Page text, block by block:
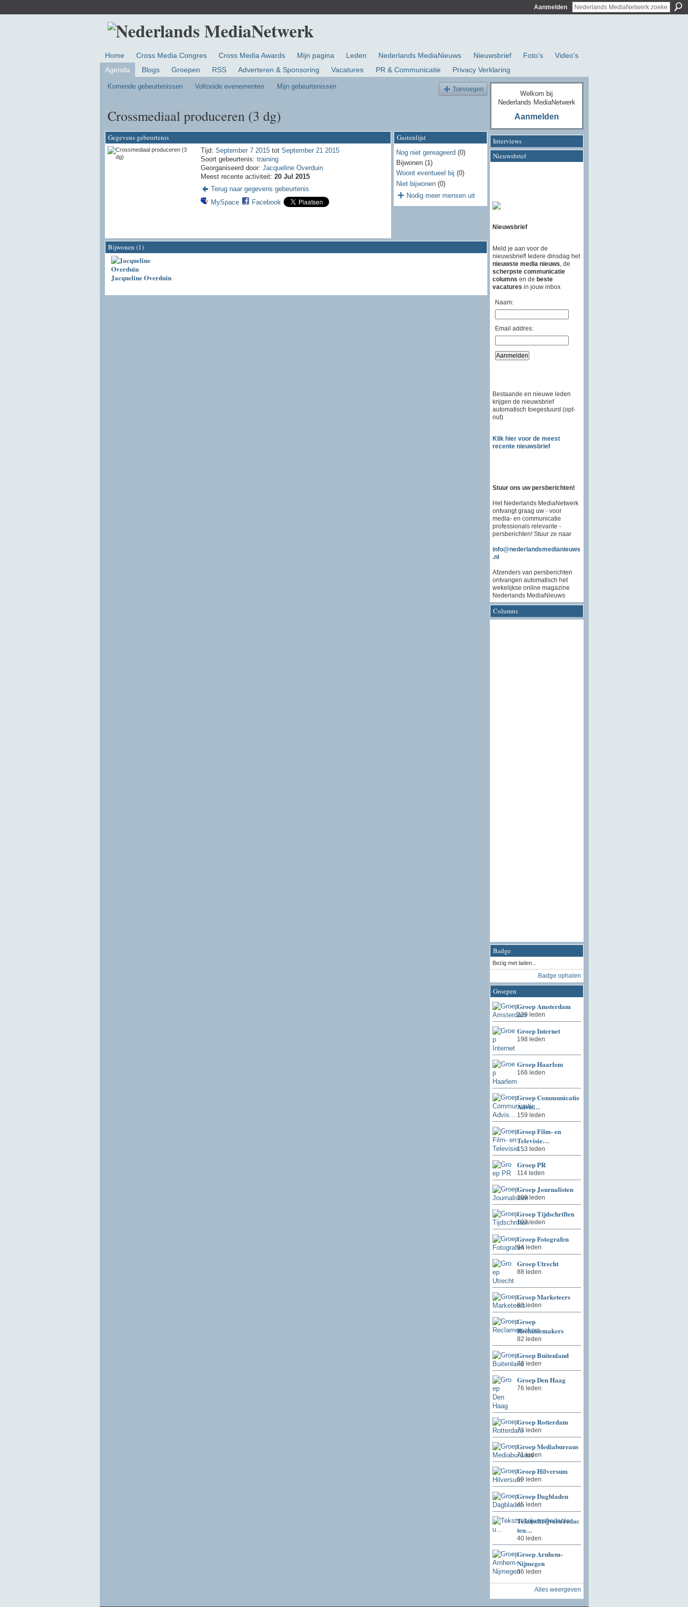
Aanmelden
Home Cross Media Congres Cross Media Awards Mijn pagina Leden Nederlands MediaNieuws Nieuwsbrief Foto's
Video's
Agenda
Blogs Groepen RSS Adverteren & Sponsoring Vacatures PR & Communicatie Privacy Verklaring
Komende gebeurtenissen Voltooide evenementen Mijn gebeurtenissen Toevoegen
Crossmediaal produceren (3 dg)
Gegevens gebeurtenis
Tijd: September 7 2015tot September 21 2015
Soort gebeurtenis: training
Georganiseerd door: Jacqueline Overduin
Meest recente activiteit: 20 Jul 2015
Terug naar gegevens gebeurtenis
MySpace
Facebook
Gastenlijst
Nog niet gereageerd (0)
Bijwonen (1)
Woont eventueel bij (0)
Niet bijwonen(0)
Nodig meer mensen uit
Bijwonen (1)
Jacqueline Overduin
Welkom bij
Nederlands MediaNetwerk
Aanmelden
Interviews
Nieuwsbrief
Nieuwsbrief
Meld je aan voor de
nieuwsbrief! Iedere dinsdag het
nieuwste media nieuws , de
scherpste communicatie
columns en de beste
vacatures in jouw inbox
Naam:
Email addres:
Bestaande en nieuwe leden
krijgen de nieuwsbrief
automatisch toegestuurd (opt-
out)
Klik hier voor de meest
recente nieuwsbrief
Stuur ons uw persberichten!
Het Nederlands MediaNetwerk
ontvangt graag uw - voor
media- en communicatie
professionals relevante -
persberichten! Stuur ze naar
info@nederlandsmedianieuws
.nl
Afzenders van persberichten
ontvangen automatisch het
wekelijkse online magazine
Nederlands MediaNieuws
Columns
Badge
Bezig met laden...
Badge ophalen
Groepen
Groep Amsterdam
229 leden
Groep Internet
198 leden
Groep Haarlem
166 leden
Groep Communicatie
Advis…
159 leden
Groep Film- en
Televisie…
153 leden
Groep PR
114 leden
Groep Journalisten
109 leden
Groep Tijdschriften
103 leden
Groep Fotografen
94 leden
Groep Utrecht
88 leden
Groep Marketeers
83 leden
Groep
Reclamemakers
82 leden
Groep Buitenland
76 leden
Groep Den Haag
76 leden
Groep Rotterdam
73 leden
Groep Mediabureaus
71 leden
Groep Hilversum
59 leden
Groep Dagbladen
45 leden
Tekstschrijvers/redac
teu…
40 leden
Groep Arnhem-
Nijmegen
36 leden
Alles weergeven